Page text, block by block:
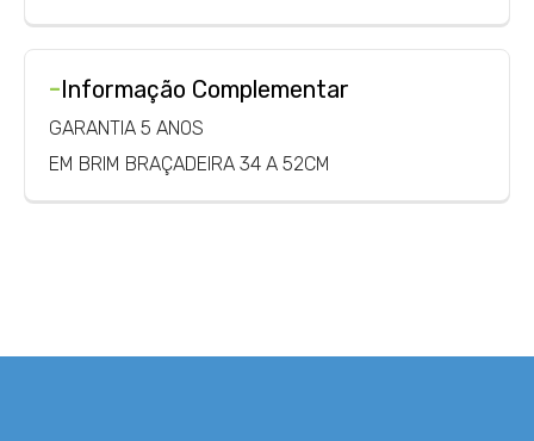
-Informação Complementar
GARANTIA 5 ANOS
EM BRIM BRAÇADEIRA 34 A 52CM